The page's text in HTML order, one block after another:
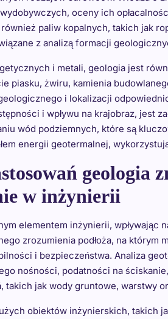
oceny ich
paliw kopalnych, takich jak
z analizą formacji
i metali, geologia jest
piasku, żwiru, kamienia
i lokalizacji
i wpływu na krajobraz, jest
wód podziemnych, które są
energii geotermalnej,
geologia
w inżynierii
elementem inżynierii, wpływając
zrozumienia podłoża, na
i bezpieczeństwa. Analiza
nośności, podatności na
takich jak wody gruntowe, warstwy
obiektów inżynierskich, takich